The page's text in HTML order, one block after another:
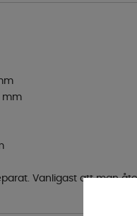
mm
Vanligast att man